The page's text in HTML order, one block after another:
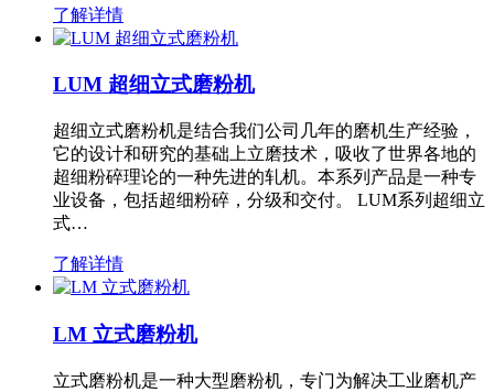
了解详情
LUM 超细立式磨粉机
超细立式磨粉机是结合我们公司几年的磨机生产经验，
它的设计和研究的基础上立磨技术，吸收了世界各地的
超细粉碎理论的一种先进的轧机。本系列产品是一种专
业设备，包括超细粉碎，分级和交付。 LUM系列超细立
式…
了解详情
LM 立式磨粉机
立式磨粉机是一种大型磨粉机，专门为解决工业磨机产